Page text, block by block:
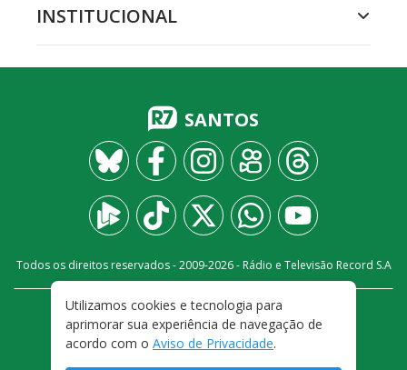
INSTITUCIONAL
SANTOS
Todos os direitos reservados - 2009-2026- Rádio e Televisão Record S.A
FALE CONOSCO
PRIVACIDADE
TERMOS E CONDIÇÕES DE USO
Utilizamos cookies e tecnologia para
aprimorar sua experiência de navegação de
acordo com o Aviso de Privacidade.